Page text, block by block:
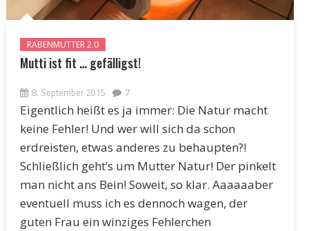
RABENMUTTER 2.0
Mutti ist fit … gefälligst!
8. September 2015 7
Eigentlich heißt es ja immer: Die Natur macht
keine Fehler! Und wer will sich da schon
erdreisten, etwas anderes zu behaupten?!
Schließlich geht’s um Mutter Natur! Der pinkelt
man nicht ans Bein! Soweit, so klar. Aaaaaaber
eventuell muss ich es dennoch wagen, der
guten Frau ein winziges Fehlerchen